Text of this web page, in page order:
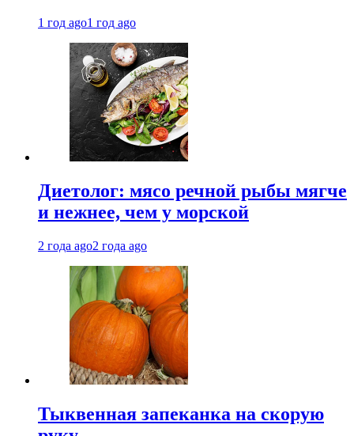
1 год ago1 год ago
Диетолог: мясо речной рыбы мягче
и нежнее, чем у морской
2 года ago2 года ago
Тыквенная запеканка на скорую